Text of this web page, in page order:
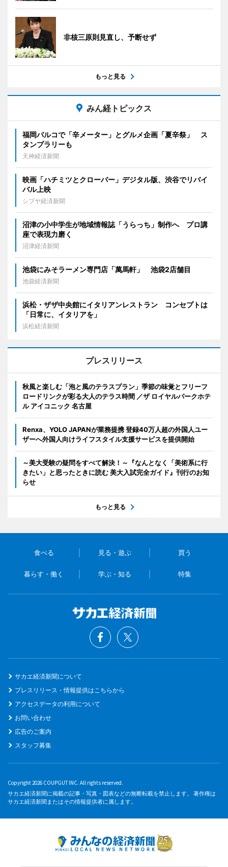
非核三原則見直し、予断せず
もっと見る
みん経トピックス
福岡パルコで「辛メーター」とグルメ企画「夏辛祭」 ス
タンプラリーも
天神経済新聞
映画「ハチミツとクローバー」デジタル版、渋谷でリバイ
バル上映
シブヤ経済新聞
沼津の小中学生が地域情報誌「うらっち」制作へ プロ講
座で表現力磨く
沼津経済新聞
池袋にみそラーメン専門店「萬馬軒」 池袋2店舗目
池袋経済新聞
浜松・ザザ中央館にイタリアンレストラン コンセプトは
「日常に、イタリアを」
浜松経済新聞
プレスリリース
秋風と楽しむ「泡と風のテラスプラン」季節の味覚とフリーフ
ロードリンクが彩る大人のテラス時間 ／ザ ロイヤルパークホテ
ル アイコニック 名古屋
Renxa、YOLO JAPANが業務提携 登録40万人超の外国人ユー
ザーへ外国人向けライフスタイル支援サービスを提供開始
～美大受験の疑問をすべて解決！～『なんとなく「美術系に行
きたい」と思ったときに読む 美大入試完全ガイド』刊行のお知
らせ
もっと見る
食べる 見る・遊ぶ 買う
暮らす・働く 学ぶ・知る 特集
サカエ経済新聞について
プレスリリース・情報提供はこちらから
アクセスデータの利用について
お問い合わせ
広告のご案内
スタッフ募集
Copyright 2026 COUPGUT INC. All rights reserved.
サカエ経済新聞に掲載の記事・写真・図表などの無断転載を禁止します。 著作権は
サカエ経済新聞またはその情報提供者に属します。